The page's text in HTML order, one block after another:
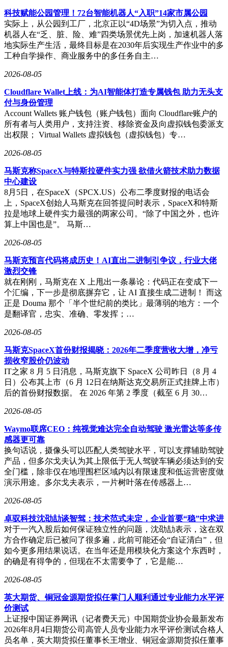
科技赋能公园管理！72台智能机器人“入职”14家市属公园
实际上，从公园到工厂，北京正以“4D场景”为切入点，推动
机器人在“乏、脏、险、难”四类场景优先上岗，加速机器人落
地实际生产生活，最终目标是在2030年后实现生产作业中的多
工种自学操作、商业服务中的多任务自主…
2026-08-05
Cloudflare Wallet上线：为AI智能体打造专属钱包 助力无头支
付与身份管理
Account Wallets 账户钱包（账户钱包）面向 Cloudflare账户的
所有者与人类用户，支持注资、移除资金及向虚拟钱包委派支
出权限； Virtual Wallets 虚拟钱包（虚拟钱包）专…
2026-08-05
马斯克称SpaceX与特斯拉硬件实力强 欲借火箭技术助力数据
中心建设
8月5日，在SpaceX（SPCX.US）公布二季度财报的电话会
上，SpaceX创始人马斯克在回答提问时表示，SpaceX和特斯
拉是地球上硬件实力最强的两家公司。“除了中国之外，也许
算上中国也是”。 马斯…
2026-08-05
马斯克预言代码将成历史！AI直出二进制引争议，行业大佬
激烈交锋
就在刚刚，马斯克在 X 上甩出一条暴论：代码正在变成下一
个汇编，下一步是彻底摒弃它，让 AI 直接生成二进制！ 而这
正是 Douma 那个「半个世纪前的类比」最薄弱的地方：一个
是翻译官，忠实、准确、零发挥；…
2026-08-05
马斯克SpaceX首份财报揭晓：2026年二季度营收大增，净亏
损收窄股价仍波动
IT之家 8 月 5 日消息，马斯克旗下 SpaceX 公司昨日（8 月 4
日）公布其上市（6 月 12日在纳斯达克交易所正式挂牌上市）
后的首份财报数据。 在 2026 年第 2 季度（截至 6 月 30…
2026-08-05
Waymo联席CEO：纯视觉难达完全自动驾驶 激光雷达等多传
感器更可靠
换句话说，摄像头可以匹配人类驾驶水平，可以支撑辅助驾驶
产品，但多尔戈夫认为其上限低于无人驾驶车辆必须达到的安
全门槛，除非仅在地理围栏区域内以有限速度和低运营密度做
演示用途。多尔戈夫表示，一片树叶落在传感器上…
2026-08-05
卓驭科技沈劭劼谈智驾：技术范式未定，企业首要“稳”中求进
对于一汽入股后如何保证独立性的问题，沈劭劼表示，这在双
方合作确定后已被问了很多遍，此前可能还会“自证清白”，但
如今更多用结果说话。在当年还是用模块化方案这个东西时，
的确是有得争的，但现在不太需要争了，它是能…
2026-08-05
英大期货、铜冠金源期货拟任掌门人顺利通过专业能力水平评
价测试
上证报中国证券网讯（记者费天元）中国期货业协会最新发布
2026年8月4日期货公司高管人员专业能力水平评价测试合格人
员名单，英大期货拟任董事长王增业、铜冠金源期货拟任董事